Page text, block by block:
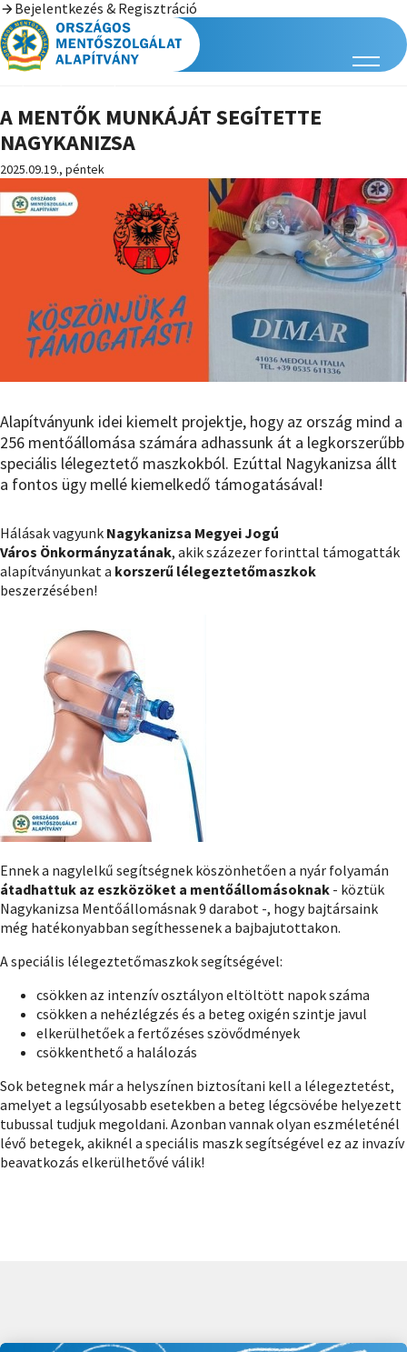
Bejelentkezés & Regisztráció
A MENTŐK MUNKÁJÁT SEGÍTETTE
NAGYKANIZSA
2025.09.19., péntek
Alapítványunk idei kiemelt projektje, hogy az ország mind a
256 mentőállomása számára adhassunk át a legkorszerűbb
speciális lélegeztető maszkokból. Ezúttal Nagykanizsa állt
a fontos ügy mellé kiemelkedő támogatásával!
Hálásak vagyunk Nagykanizsa Megyei Jogú
Város Önkormányzatának, akik százezer forinttal támogatták
alapítványunkat a korszerű lélegeztetőmaszkok
beszerzésében!
Ennek a nagylelkű segítségnek köszönhetően a nyár folyamán
átadhattuk az eszközöket a mentőállomásoknak - köztük
Nagykanizsa Mentőállomásnak 9 darabot -, hogy bajtársaink
még hatékonyabban segíthessenek a bajbajutottakon.
A speciális lélegeztetőmaszkok segítségével:
csökken az intenzív osztályon eltöltött napok száma
csökken a nehézlégzés és a beteg oxigén szintje javul
elkerülhetőek a fertőzéses szövődmények
csökkenthető a halálozás
Sok betegnek már a helyszínen biztosítani kell a lélegeztetést,
amelyet a legsúlyosabb esetekben a beteg légcsövébe helyezett
tubussal tudjuk megoldani. Azonban vannak olyan eszméleténél
lévő betegek, akiknél a speciális maszk segítségével ez az invazív
beavatkozás elkerülhetővé válik!